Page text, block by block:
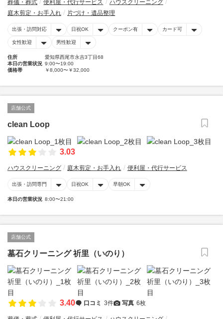
葬儀・葬式 便利屋・代行サービス
ハウスクリーニング
庭木剪定・お手入れ
片づけ・遺品整理
出張・訪問対応 日祝OK クーポン有 カード可
女性歓迎 男性歓迎
住所
愛知県西尾市永吉3丁目68
本日の営業状況 9:00〜19:00
価格帯
￥8,000〜￥32,000
店舗公式
clean Loop
3.03
ハウスクリーニング 庭木剪定・お手入れ 便利屋・代行サービス
出張・訪問専門 日祝OK 早朝OK
本日の営業状況 8:00〜21:00
店舗公式
墓石クリーニング 祈里（いのり）
3.40 口コミ 3件 写真 6枚